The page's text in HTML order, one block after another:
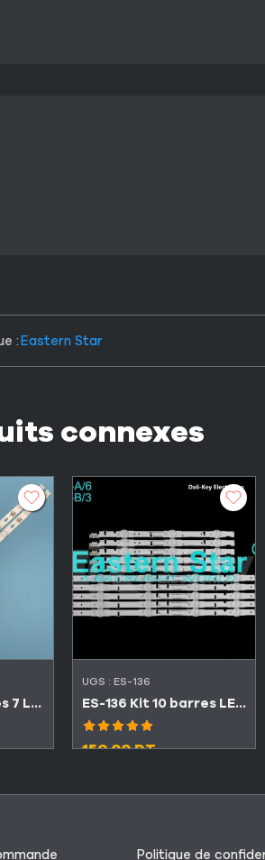
:Eastern Star
connexes
ES-124 Kit 2 barres 7 LED 6V TCL 32″ 32D2700 / 32D2710
UGS : ES-136
ES-136 Kit 10 barres LED TV Samsung 40″ A 6LED + B 3LED
Note5.00
150.00DT
Politique de